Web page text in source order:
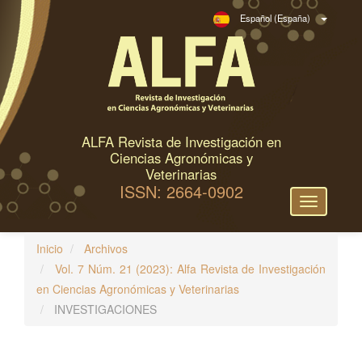
N
a
e
r
c
Español (España)
ALFA Revista de Investigación en
Ciencias Agronómicas y
Veterinarias
ISSN: 2664-0902
Toggle
Inicio
Archivos
Vol. 7 Núm. 21 (2023): Alfa Revista de Investigación
en Ciencias Agronómicas y Veterinarias
INVESTIGACIONES